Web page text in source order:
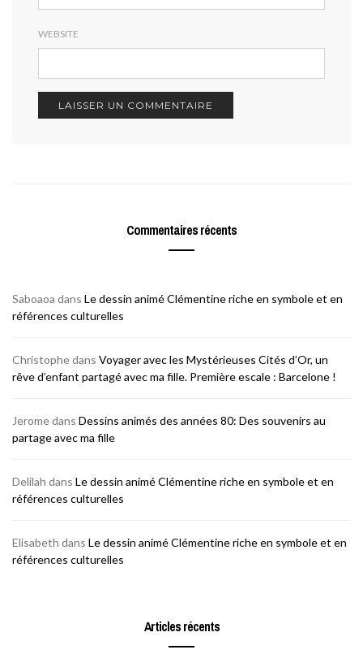
WEBSITE
Commentaires récents
Saboaoa dans Le dessin animé Clémentine riche en symbole et en
références culturelles
Christophedans Voyager avec les Mystérieuses Cités d’Or, un
rêve d’enfant partagé avec ma fille. Première escale : Barcelone !
Jeromedans Dessins animés des années 80: Des souvenirs au
partage avec ma fille
Delilah dans Le dessin animé Clémentine riche en symbole et en
références culturelles
Elisabeth dans Le dessin animé Clémentine riche en symbole et en
références culturelles
Articles récents